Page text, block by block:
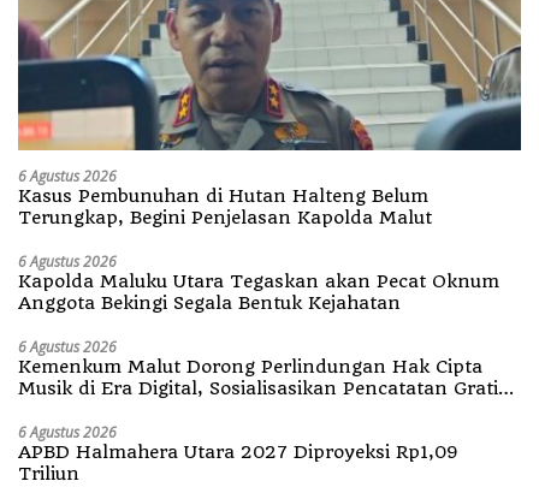
6 Agustus 2026
Kasus Pembunuhan di Hutan Halteng Belum
Terungkap, Begini Penjelasan Kapolda Malut
6 Agustus 2026
Kapolda Maluku Utara Tegaskan akan Pecat Oknum
Anggota Bekingi Segala Bentuk Kejahatan
6 Agustus 2026
Kemenkum Malut Dorong Perlindungan Hak Cipta
Musik di Era Digital, Sosialisasikan Pencatatan Gratis
6 Agustus 2026
APBD Halmahera Utara 2027 Diproyeksi Rp1,09
Triliun